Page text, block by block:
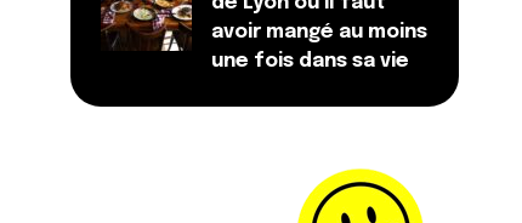
avoir mangé au moins
une fois dans sa vie